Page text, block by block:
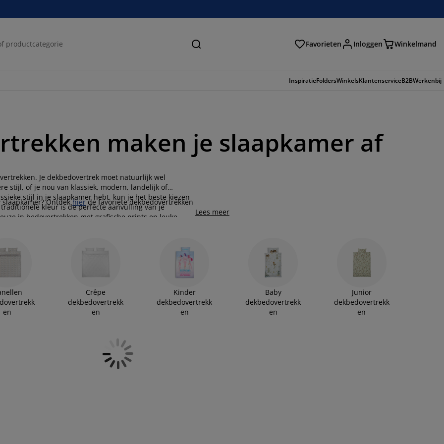
Zoeken Favorieten Inloggen Winkelmand
InspiratieFoldersWinkelsKlantenserviceB2BWerkenbij
maken je slaapkamer af
Je dekbedovertrek moet natuurlijk wel
stijl, of je nou van klassiek, modern, landelijk of
stijl in je slaapkamer hebt, kun je het beste kiezen
kleur is de perfecte aanvulling van je
in bedovertrekken met grafische prints en leuke
Ontdekhierde favoriete dekbedovertrekken
Lees meer
en
Crêpe
dekbedovertrekk
en
Kinder
dekbedovertrekk
en
Baby
dekbedovertrekk
en
Junior
dekbedovertrekk
en